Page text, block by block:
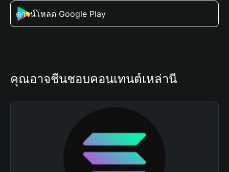
ดาวน์โหลด Google Play
คุณอาจชื่นชอบคอนเทนต์เหล่านี้